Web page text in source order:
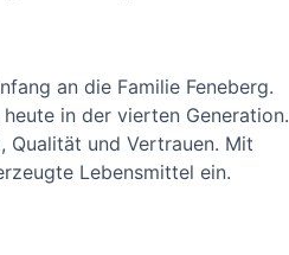
an die Familie Feneberg.
in der vierten Generation.
Qualität und Vertrauen. Mit
Lebensmittel ein.